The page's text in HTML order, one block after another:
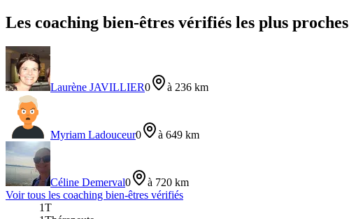
Les coaching bien-êtres vérifiés les plus proches
Laurène JAVILLIER0 à 236 km
Myriam Ladouceur0 à 649 km
Céline Demerval0
à 720 km
Voir tous les coaching bien-êtres vérifiés
1T